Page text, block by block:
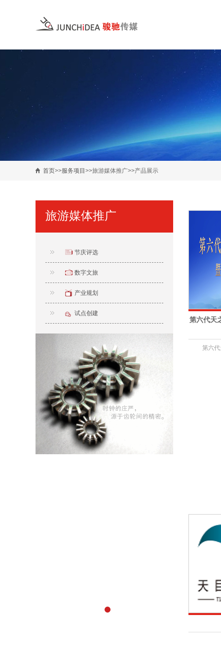
首页>>服务项目 >>旅游媒体推广>>产品展示
旅游媒体推广
节庆评选
数字文旅
产业规划
试点创建
第六代天
第六